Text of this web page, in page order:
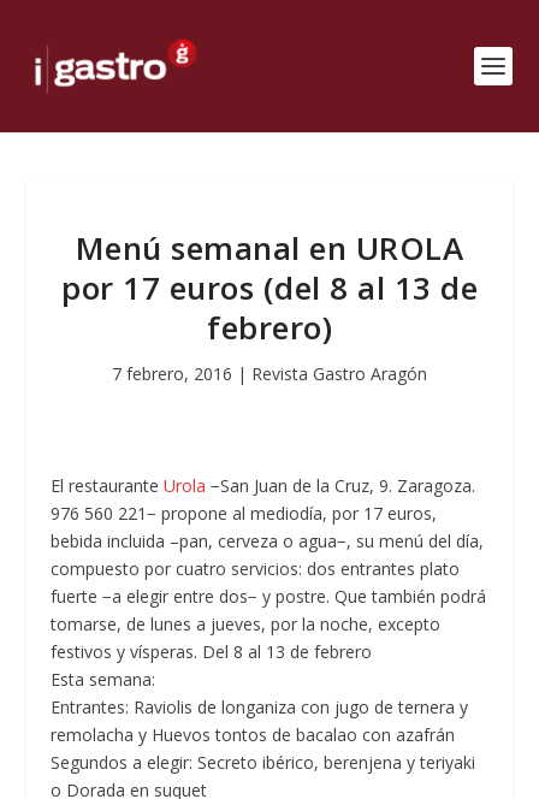
Menú semanal en UROLA
por 17 euros (del 8 al 13 de
febrero)
7 febrero, 2016 | Revista Gastro Aragón
El restauranteUrola−San Juan de la Cruz, 9. Zaragoza.
976 560 221− propone al mediodía, por 17 euros,
bebida incluida –pan, cerveza o agua−, su menú del día,
compuesto por cuatro servicios: dos entrantes plato
fuerte −a elegir entre dos− y postre. Que también podrá
tomarse, de lunes a jueves, por la noche, excepto
festivos y vísperas. Del 8 al 13 de febrero
Esta semana:
Entrantes: Raviolis de longaniza con jugo de ternera y
remolacha y Huevos tontos de bacalao con azafrán
Segundos a elegir: Secreto ibérico, berenjena y teriyaki
o Dorada en suquet